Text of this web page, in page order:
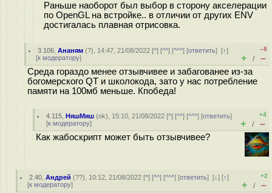
Раньше наоборот был выбор в сторону акселерации
по OpenGL на встройке.. в отличии от других ENV
достигалась плавная отрисовка.
3.106 ,Ананям (?), 14:47, 21/08/2022 [^] [^^] [^^^] [ответить][↑]
[к модератору]
–8
+ / –
Среда гораздо менее отзывчивее и забагованее из-за
богомерского QT и школокода, зато у нас потребление
памяти на 100мб меньше. Кпобеда!
4.115 ,НяшМяш (ok), 15:10, 21/08/2022 [^] [^^] [^^^] [ответить]
[к модератору]
+4
+ / –
Как жабоскрипт может быть отзывчивее?
2.40 ,Андрей (??), 10:12, 21/08/2022 [^] [^^] [^^^] [ответить][↓] [↑]
[к модератору]
+2
+ / –